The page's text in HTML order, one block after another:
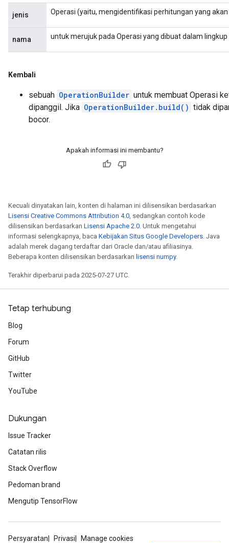
jenis Operasi (yaitu, mengidentifikasi perhitungan yang
nama untuk merujuk pada Operasi yang dibuat dalam lingkup
Kembali
sebuah OperationBuilder untuk membuat Operasi
dipanggil. Jika OperationBuilder.build() tidak
bocor.
Apakah informasi ini membantu?
Kecuali dinyatakan lain, konten di halaman ini dilisensikan berdasarkan
Lisensi Creative Commons Attribution 4.0, sedangkan contoh kode
dilisensikan berdasarkan Lisensi Apache 2.0. Untuk mengetahui
informasi selengkapnya, baca Kebijakan Situs Google Developers. Java
adalah merek dagang terdaftar dari Oracle dan/atau afiliasinya.
Beberapa konten dilisensikan berdasarkan lisensi numpy.
Terakhir diperbarui pada 2025-07-27 UTC.
Tetap terhubung
Blog
Forum
GitHub
Twitter
YouTube
Dukungan
Issue Tracker
Catatan rilis
Stack Overflow
Pedoman brand
Mengutip TensorFlow
Persyaratan Privasi
Manage cookies